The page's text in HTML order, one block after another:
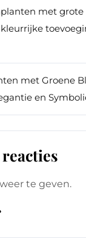
met grote
met Groene
en
te geven.